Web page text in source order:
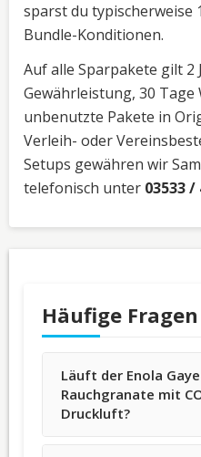
sparst du typischerweise
Bundle-Konditionen.
Auf alle Sparpakete gilt 2
Gewährleistung, 30
unbenutzte Pakete in
Verleih- oder
Setups gewähren wir
telefonisch unter 03533 /
Häufige Fragen
Läuft der Enola
Rauchgranate mit
Druckluft?